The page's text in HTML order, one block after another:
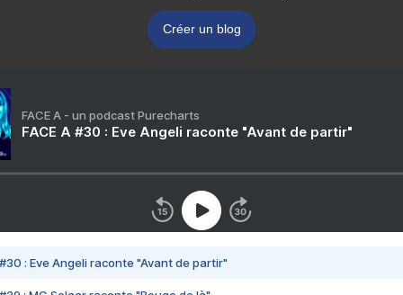
Créer un blog
FACE A - un podcast Purecharts
FACE A #30 : Eve Angeli raconte "Avant de partir"
#30 : Eve Angeli raconte "Avant de partir"